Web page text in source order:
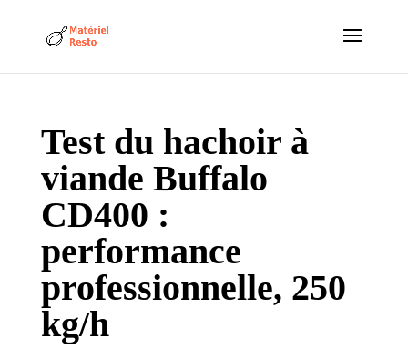
Test du hachoir à
viande Buffalo
CD400 :
performance
professionnelle, 250
kg/h